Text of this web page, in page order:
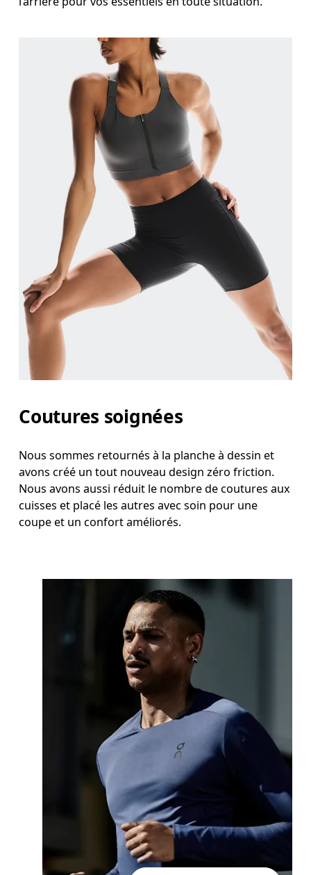
Coutures soignées
Nous sommes retournés à la planche à dessin et
avons créé un tout nouveau design zéro friction.
Nous avons aussi réduit le nombre de coutures aux
cuisses et placé les autres avec soin pour une
coupe et un confort améliorés.